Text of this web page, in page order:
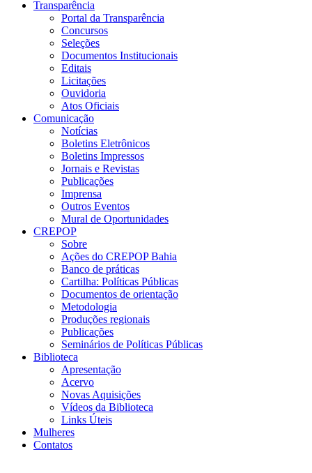
Transparência
Portal da Transparência
Concursos
Seleções
Documentos Institucionais
Editais
Licitações
Ouvidoria
Atos Oficiais
Comunicação
Notícias
Boletins Eletrônicos
Boletins Impressos
Jornais e Revistas
Publicações
Imprensa
Outros Eventos
Mural de Oportunidades
CREPOP
Sobre
Ações do CREPOP Bahia
Banco de práticas
Cartilha: Políticas Públicas
Documentos de orientação
Metodologia
Produções regionais
Publicações
Seminários de Políticas Públicas
Biblioteca
Apresentação
Acervo
Novas Aquisições
Vídeos da Biblioteca
Links Úteis
Mulheres
Contatos